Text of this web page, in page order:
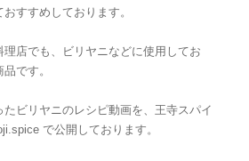
すすめしております。
店でも、ビリヤニなどに使用してお
です。
ビリヤニのレシピ動画を、王寺スパイ
で公開しております。